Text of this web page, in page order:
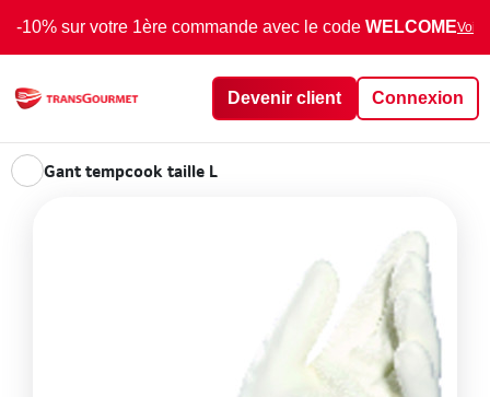
-10% sur votre 1ère commande avec le code WELCOMEVoir
Devenir client Connexion
Gant tempcook taille L